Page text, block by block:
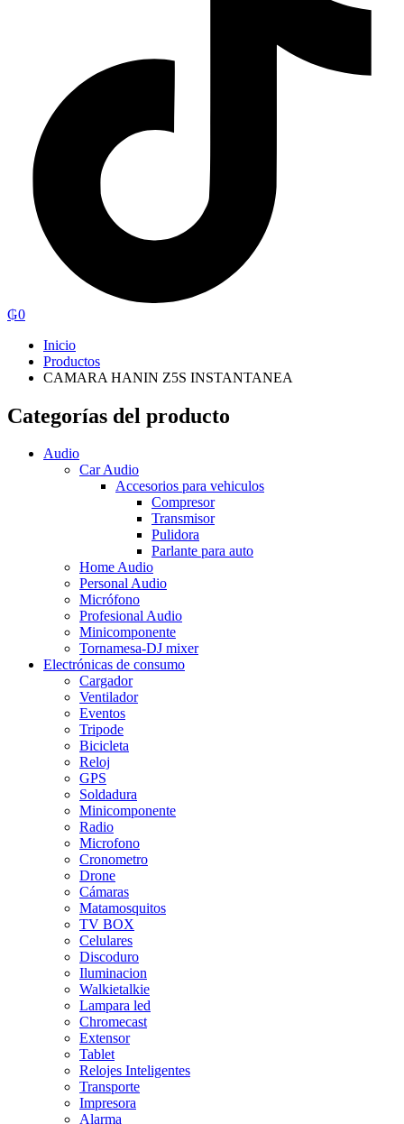
₲0
Inicio
Productos
CAMARA HANIN Z5S INSTANTANEA
Categorías del producto
Audio
Car Audio
Accesorios para vehiculos
Compresor
Transmisor
Pulidora
Parlante para auto
Home Audio
Personal Audio
Micrófono
Profesional Audio
Minicomponente
Tornamesa-DJ mixer
Electrónicas de consumo
Cargador
Ventilador
Eventos
Tripode
Bicicleta
Reloj
GPS
Soldadura
Minicomponente
Radio
Microfono
Cronometro
Drone
Cámaras
Matamosquitos
TV BOX
Celulares
Discoduro
Iluminacion
Walkietalkie
Lampara led
Chromecast
Extensor
Tablet
Relojes Inteligentes
Transporte
Impresora
Alarma